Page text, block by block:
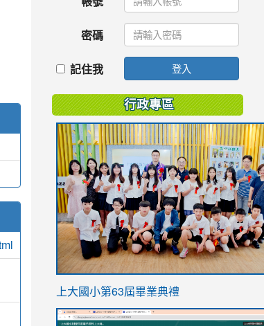
密碼
記住我 登入
行政專區
link
https://sites.google.com/stes.tyc.edu.tw/
上大國小第63屆畢業典禮
link